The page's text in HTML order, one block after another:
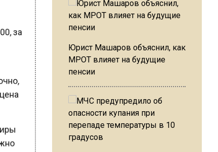
за
Юрист Машаров объяснил, как
МРОТ влияет на будущие
пенсии